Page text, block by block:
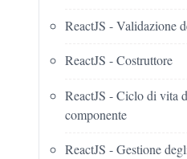
ReactJS - Validazione
ReactJS - Costruttore
ReactJS - Ciclo di vita
componente
ReactJS - Gestione